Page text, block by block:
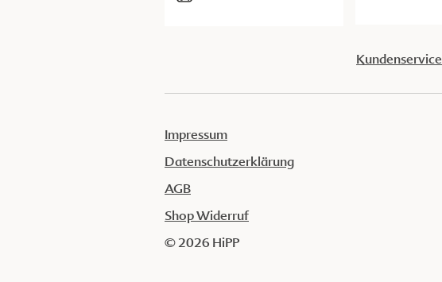
Kundenservice
Impressum
Datenschutzerklärung
AGB
Shop Widerruf
© 2026 HiPP